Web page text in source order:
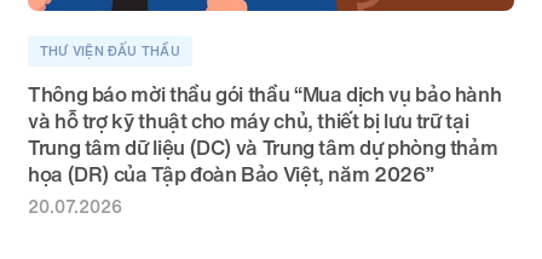
THƯ VIỆN ĐẤU THẦU
Thông báo mời thầu gói thầu “Mua dịch vụ bảo hành
và hỗ trợ kỹ thuật cho máy chủ, thiết bị lưu trữ tại
Trung tâm dữ liệu (DC) và Trung tâm dự phòng thảm
họa (DR) của Tập đoàn Bảo Việt, năm 2026”
20.07.2026